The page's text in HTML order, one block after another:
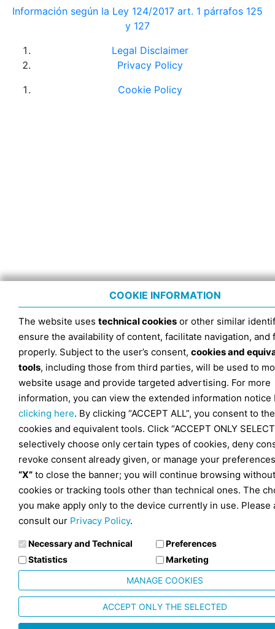
Información según la Ley 124/2017 art. 1 párrafos 125
y 127
Legal Disclaimer
Privacy Policy
Cookie Policy
COOKIE INFORMATION
The website uses technical cookies or other similar
ensure the availability of content, facilitate navigation, and
properly. Subject to the user’s consent, cookies and
tools, including those from third parties, will be used to
website usage and provide targeted advertising. For more
information, you can view the extended information notice
clicking here. By clicking “ACCEPT ALL”, you consent to
cookies and equivalent tools. Click “ACCEPT ONLY
selectively choose only certain types of cookies, deny
revoke consent already given, or manage your
“X” to close the banner; you will continue browsing without
cookies or tracking tools other than technical ones. The
you make apply only to the device currently in use. Please
consult our Privacy Policy.
Necessary and Technical
Preferences
Statistics
Marketing
MANAGE COOKIES
ACCEPT ONLY THE SELECTED